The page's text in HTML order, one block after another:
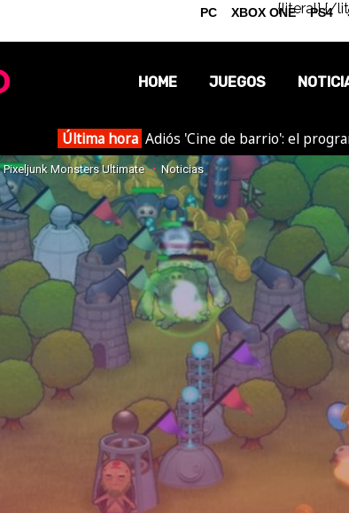
{literal}{/
HOME JUEGOS
Última hora Adiós 'Cine de barrio': el
Pixeljunk Monsters Ultimate Noticias
PC XBOX ONE PS4